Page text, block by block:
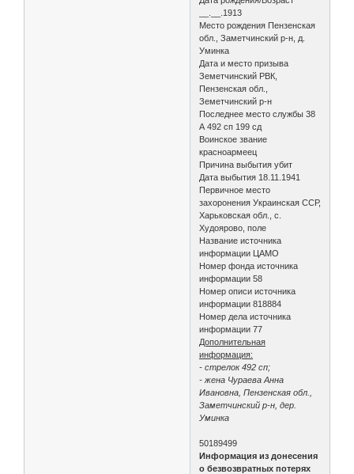
__.__.1913
Место рождения Пензенская
обл., Заметчинский р-н, д.
Уминка
Дата и место призыва
Земетчинский РВК,
Пензенская обл.,
Земетчинский р-н
Последнее место службы 38
А 492 сп 199 сд
Воинское звание
красноармеец
Причина выбытия убит
Дата выбытия 18.11.1941
Первичное место
захоронения Украинская ССР,
Харьковская обл., с.
Худоярово, поле
Название источника
информации ЦАМО
Номер фонда источника
информации 58
Номер описи источника
информации 818884
Номер дела источника
информации 77
Дополнительная
информация:
- стрелок 492 сп;
- жена Чураева Анна
Ивановна, Пензенская обл.,
Заметчинский р-н, дер.
Уминка
50189499
Информация из донесения
о безвозвратных потерях